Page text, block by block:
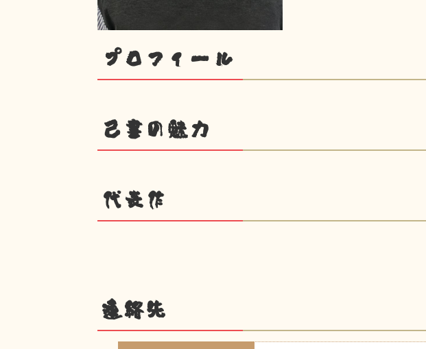
プロフィール
己書の魅力
代表作
連絡先